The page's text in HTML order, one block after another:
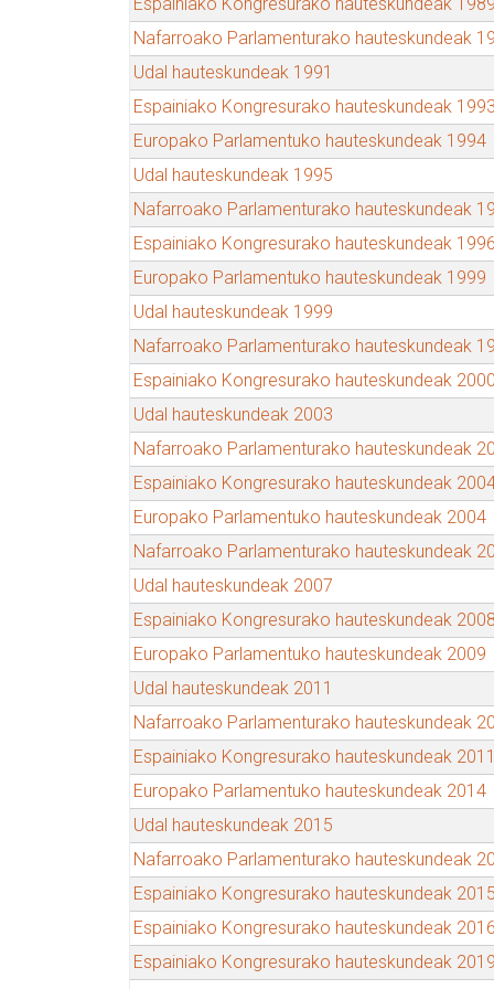
Nafarroako Parlamenturako hauteskundeak
Udal hauteskundeak 1991
Espainiako Kongresurako hauteskundeak 1993
Europako Parlamentuko hauteskundeak 1994
Udal hauteskundeak 1995
Nafarroako Parlamenturako hauteskundeak
Espainiako Kongresurako hauteskundeak 1996
Europako Parlamentuko hauteskundeak 1999
Udal hauteskundeak 1999
Nafarroako Parlamenturako hauteskundeak
Espainiako Kongresurako hauteskundeak 2000
Udal hauteskundeak 2003
Nafarroako Parlamenturako hauteskundeak
Espainiako Kongresurako hauteskundeak
Europako Parlamentuko hauteskundeak 2004
Nafarroako Parlamenturako hauteskundeak
Udal hauteskundeak 2007
Espainiako Kongresurako hauteskundeak 2008
Europako Parlamentuko hauteskundeak 2009
Udal hauteskundeak 2011
Nafarroako Parlamenturako hauteskundeak
Espainiako Kongresurako hauteskundeak 2011
Europako Parlamentuko hauteskundeak 2014
Udal hauteskundeak 2015
Nafarroako Parlamenturako hauteskundeak
Espainiako Kongresurako hauteskundeak 2015
Espainiako Kongresurako hauteskundeak 2016
Espainiako Kongresurako hauteskundeak 2019